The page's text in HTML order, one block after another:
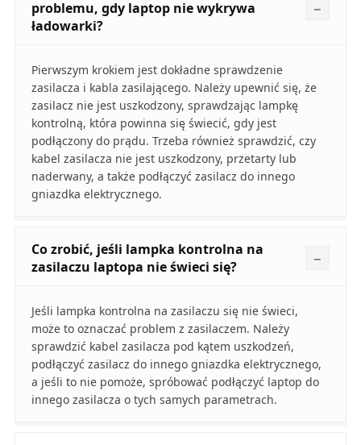
problemu, gdy laptop nie wykrywa
ładowarki?
Pierwszym krokiem jest dokładne sprawdzenie
zasilacza i kabla zasilającego. Należy upewnić się, że
zasilacz nie jest uszkodzony, sprawdzając lampkę
kontrolną, która powinna się świecić, gdy jest
podłączony do prądu. Trzeba również sprawdzić, czy
kabel zasilacza nie jest uszkodzony, przetarty lub
naderwany, a także podłączyć zasilacz do innego
gniazdka elektrycznego.
Co zrobić, jeśli lampka kontrolna na
zasilaczu laptopa nie świeci się?
Jeśli lampka kontrolna na zasilaczu się nie świeci,
może to oznaczać problem z zasilaczem. Należy
sprawdzić kabel zasilacza pod kątem uszkodzeń,
podłączyć zasilacz do innego gniazdka elektrycznego,
a jeśli to nie pomoże, spróbować podłączyć laptop do
innego zasilacza o tych samych parametrach.